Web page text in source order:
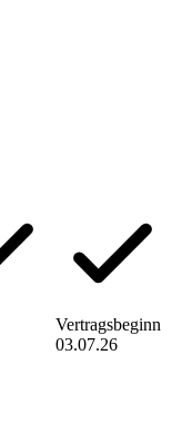
Vertragsbeginn
03.07.26